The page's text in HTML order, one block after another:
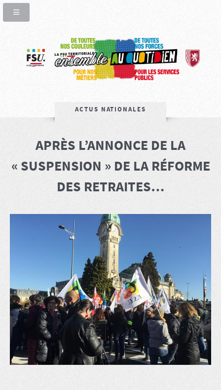
ACTUS NATIONALES
APRÈS L’ANNONCE DE LA
« SUSPENSION » DE LA RÉFORME
DES RETRAITES…